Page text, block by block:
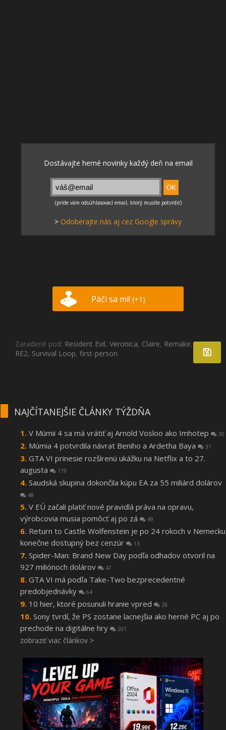
> Odoberajte nás aj cez Google správy
Páči sa mi! (+1)
Zaradené pod: Resident Evil, Veronica, Claire, Remake,
RE2, Survival Loop, first-person
NAJČÍTANEJŠIE ČLÁNKY TÝŽDŇA
V Múmii 4 sa má vrátiť aj Arnold Vosloo ako Imhotep 30
Múmia 4 potvrdila návrat Beniho a Ardetha Baya 31
GTA VI prinesie rozšírenú ukážku na Netflix a to 27.
augusta
119
Saudská skupina dokončila kúpu EA za 55 miliárd dolárov
48
V EÚ začali platiť nové pravidlá práva na opravu,
výrobcovia musia pomôcť aj po zá
49
Return to Castle Wolfenstein je po 24 rokoch v Nemecku
konečne dostupný bez cenzúr
13
Spider-Man: Brand New Day podľa odhadov otvoril na
927 miliónoch dolárov
47
GTA VI má podľa Take-Two bezprecedentné
predobjednávky
64
10 hier, ktoré posunuli hranie vpred 28
Sony tvrdí, že PS zostane lacnejšia ako herné PC aj po
prechode na digitálne hry
201
zobraziť viac článkov >